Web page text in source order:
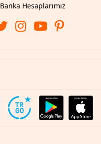
Banka Hesaplarımız